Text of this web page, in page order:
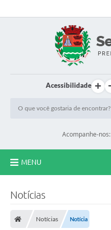
Acessibilidade
Acompanhe-nos:
MENU
Secretarias
Notícias
Notícias Notícia